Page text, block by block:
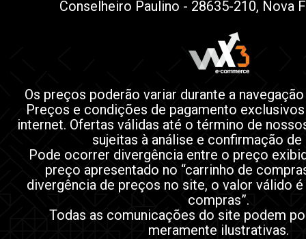
Conselheiro Paulino - 28635-210, Nova
Os preços poderão variar durante a
Preços e condições de pagamento
internet. Ofertas válidas até o término de
sujeitas à análise e confirmação de
Pode ocorrer divergência entre o preço
preço apresentado no “carrinho de
divergência de preços no site, o valor válido é
compras”.
Todas as comunicações do site podem
meramente ilustrativas.